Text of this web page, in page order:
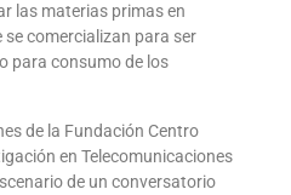
las materias primas en
comercializan para ser
para consumo de los
de la Fundación Centro
en Telecomunicaciones
de un conversatorio